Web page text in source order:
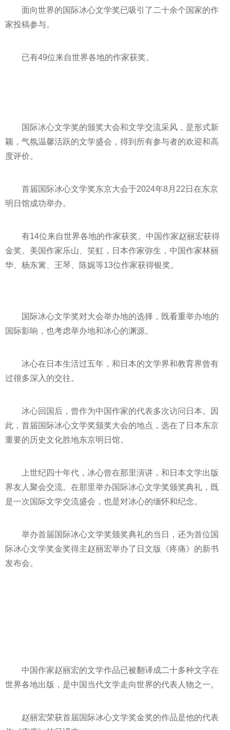
面向世界的国际冰心文学奖已吸引了二十余个国家的作
家投稿参与。
已有49位来自世界各地的作家获奖。
国际冰心文学奖的颁奖大会和文学交流采风，是形式新
颖，气氛温馨活跃的文学盛会，得到所有参与者的欢迎和高
度评价。
首届国际冰心文学奖东京大会于2024年8月22日在东京
明日馆成功举办。
有14位来自世界各地的作家获奖。中国作家赵丽宏获得
金奖。美国作家乐山、笑虹，日本作家弥生，中国作家林丽
华、杨东篱、王琴、陈娓等13位作家获得银奖。
国际冰心文学奖对大会举办地的选择，既看重举办地的
国际影响，也考虑举办地和冰心的渊源。
冰心在日本生活过五年，和日本的文学界和教育界曾有
过很多深入的交往。
冰心回国后，曾作为中国作家的代表多次访问日本。因
此，首届国际冰心文学奖颁奖大会的地点，选在了日本东京
重要的历史文化胜地东京明日馆。
上世纪四十年代，冰心曾在那里演讲，和日本文学出版
界友人聚会交流。在那里举办国际冰心文学奖颁奖典礼，既
是一次国际文学交流盛会，也是对冰心的缅怀和纪念。
举办首届国际冰心文学奖颁奖典礼的当日，还为首位国
际冰心文学奖金奖得主赵丽宏举办了日文版《疼痛》的新书
发布会。
中国作家赵丽宏的文学作品已被翻译成二十多种文字在
世界各地出版，是中国当代文学走向世界的代表人物之一。
赵丽宏荣获首届国际冰心文学奖金奖的作品是他的代表